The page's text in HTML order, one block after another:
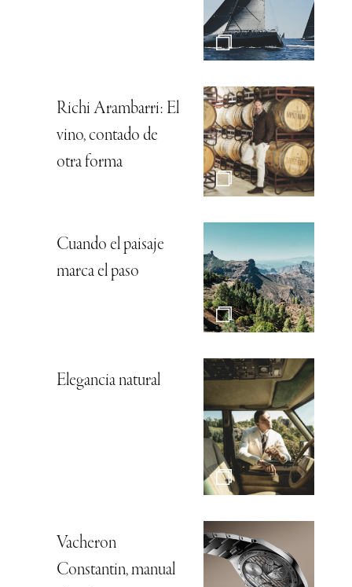
Richi Arambarri: El
vino, contado de
otra forma
Cuando el paisaje
marca el paso
Elegancia natural
Vacheron
Constantin, manual